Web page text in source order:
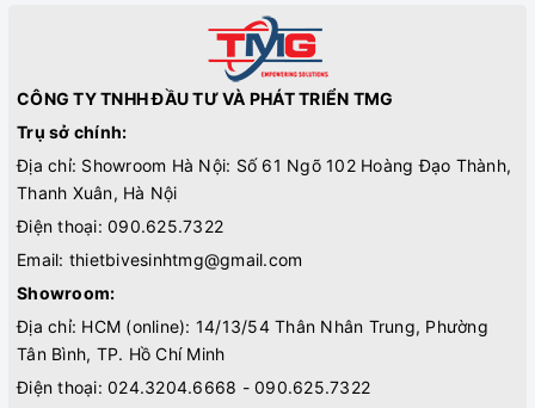
CÔNG TY TNHH ĐẦU TƯ VÀ PHÁT TRIỂN TMG
Trụ sở chính:
Địa chỉ: Showroom Hà Nội: Số 61 Ngõ 102 Hoàng Đạo Thành,
Thanh Xuân, Hà Nội
Điện thoại: 090.625.7322
Email: thietbivesinhtmg@gmail.com
Showroom:
Địa chỉ: HCM (online): 14/13/54 Thân Nhân Trung, Phường
Tân Bình, TP. Hồ Chí Minh
Điện thoại: 024.3204.6668 - 090.625.7322